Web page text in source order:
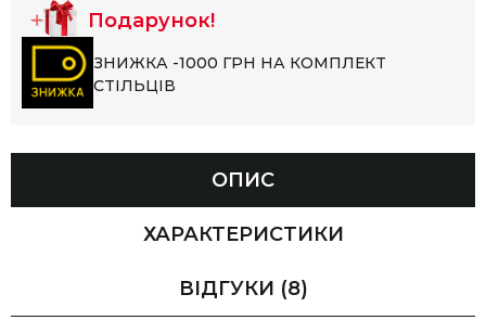
Подарунок!
ЗНИЖКА -1000 ГРН НА КОМПЛЕКТ
СТІЛЬЦІВ
ОПИС
ХАРАКТЕРИСТИКИ
ВІДГУКИ (8)